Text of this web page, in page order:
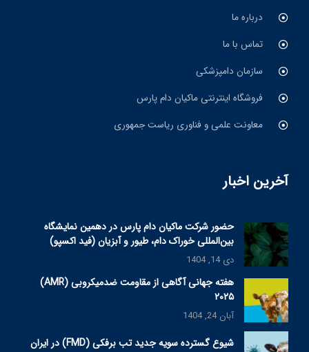
درباره ما
تماس با ما
سازمان دامپزشکی
فروشگاه اینترنتی ماکیان دام پارس
معاونت علمی و فناوری ریاست جمهوری
آخرین اخبار
حضور شرکت ماکیان دام پارس در دهمین نمایشگاه
بین‌المللی خوراک دام، طیور و آبزیان (فید اکسپو)
دی 14, 1404
هفته جهانی آگاهی از مقاومت ضدمیکروبی (AMR)
۲۰۲۵
آبان 24, 1404
شیوع گسترده سویه جدید تب برفکی (FMD) در ایران